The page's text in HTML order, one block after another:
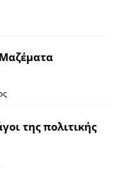
της πολιτικής